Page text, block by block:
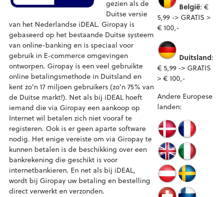
gezien als de
Duitse versie
van het Nederlandse iDEAL. Giropay is
gebaseerd op het bestaande Duitse systeem
van online-banking en is speciaal voor
gebruik in E-commerce omgevingen
ontworpen. Giropay is een veel gebruikte
online betalingsmethode in Duitsland en
kent zo’n 17 miljoen gebruikers (zo’n 75% van
de Duitse markt!). Net als bij iDEAL hoeft
iemand die via Giropay een aankoop op
Internet wil betalen zich niet vooraf te
registeren. Ook is er geen aparte software
nodig. Het enige vereiste om via Giropay te
kunnen betalen is de beschikking over een
bankrekening die geschikt is voor
internetbankieren. En net als bij iDEAL,
wordt bij Giropay uw betaling en bestelling
direct verwerkt en verzonden.
België: €
5,99 -> GRATIS >
€ 100,-
Duitsland:
€ 5,99 -> GRATIS
> € 100,-
Andere Europese
landen: